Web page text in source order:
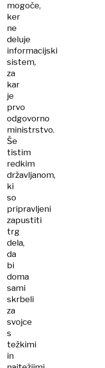
mogoče,
ker
ne
deluje
informacijski
sistem,
za
kar
je
prvo
odgovorno
ministrstvo.
Še
tistim
redkim
državljanom,
ki
so
pripravljeni
zapustiti
trg
dela,
da
bi
doma
sami
skrbeli
za
svojce
s
težkimi
in